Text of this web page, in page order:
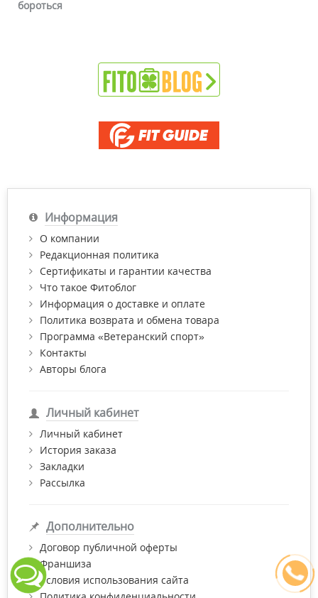
Информация
О компании
Редакционная политика
Сертификаты и гарантии качества
Что такое Фитоблог
Информация о доставке и оплате
Политика возврата и обмена товара
Программа «Ветеранский спорт»
Контакты
Авторы блога
Личный кабинет
Личный кабинет
История заказа
Закладки
Рассылка
Дополнительно
Договор публичной оферты
Франшиза
Условия использования сайта